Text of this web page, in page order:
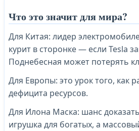
Что это значит для мира?
Для Китая: лидер
курит в сторонке — если Tesla
Поднебесная может потерять
Для Европы: это урок того, как
дефицита ресурсов.
Для Илона Маска: шанс
игрушка для богатых, а